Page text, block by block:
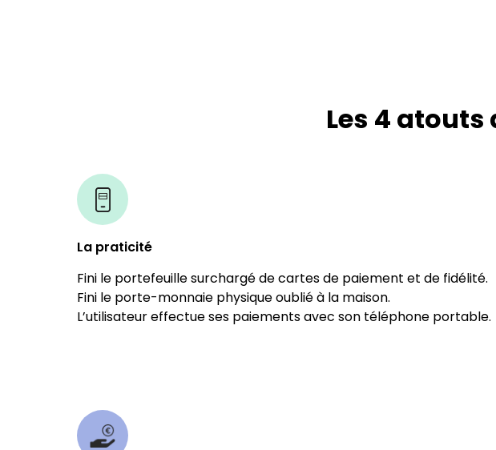
Les 4
La praticité
Fini le portefeuille surchargé de cartes de paiement et de fidélité.
Fini le porte-monnaie physique oublié à la maison.
L’utilisateur effectue ses paiements avec son téléphone portable.